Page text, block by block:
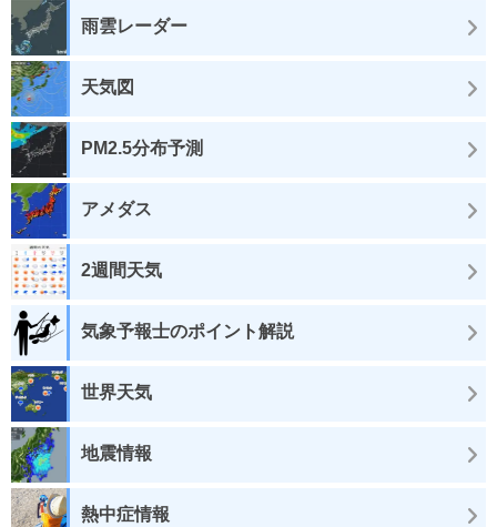
雨雲レーダー
天気図
PM2.5分布予測
アメダス
2週間天気
気象予報士のポイント解説
世界天気
地震情報
熱中症情報